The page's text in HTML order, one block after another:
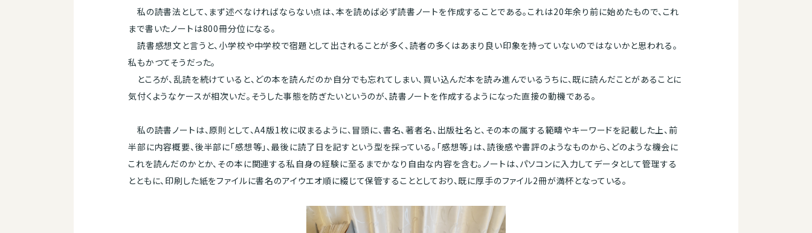
私の読書法として、まず述べなければならない点は、本を読めば必ず読書ノートを作成することである。これは20年余り前に始めたもので、これ
まで書いたノートは800冊分位になる。
読書感想文と言うと、小学校や中学校で宿題として出されることが多く、読者の多くはあまり良い印象を持っていないのではないかと思われる。
私もかつてそうだった。
ところが、乱読を続けていると、どの本を読んだのか自分でも忘れてしまい、買い込んだ本を読み進んでいるうちに、既に読んだことがあることに
気付くようなケースが相次いだ。そうした事態を防ぎたいというのが、読書ノートを作成するようになった直接の動機である。
私の読書ノートは、原則として、A4版1枚に収まるように、冒頭に、書名、著者名、出版社名と、その本の属する範疇やキーワードを記載した上、前
半部に内容概要、後半部に「感想等」、最後に読了日を記すという型を採っている。「感想等」は、読後感や書評のようなものから、どのような機会に
これを読んだのかとか、その本に関連する私自身の経験に至るまでかなり自由な内容を含む。ノートは、パソコンに入力してデータとして管理する
とともに、印刷した紙をファイルに書名のアイウエオ順に綴じて保管することとしており、既に厚手のファイル2冊が満杯となっている。